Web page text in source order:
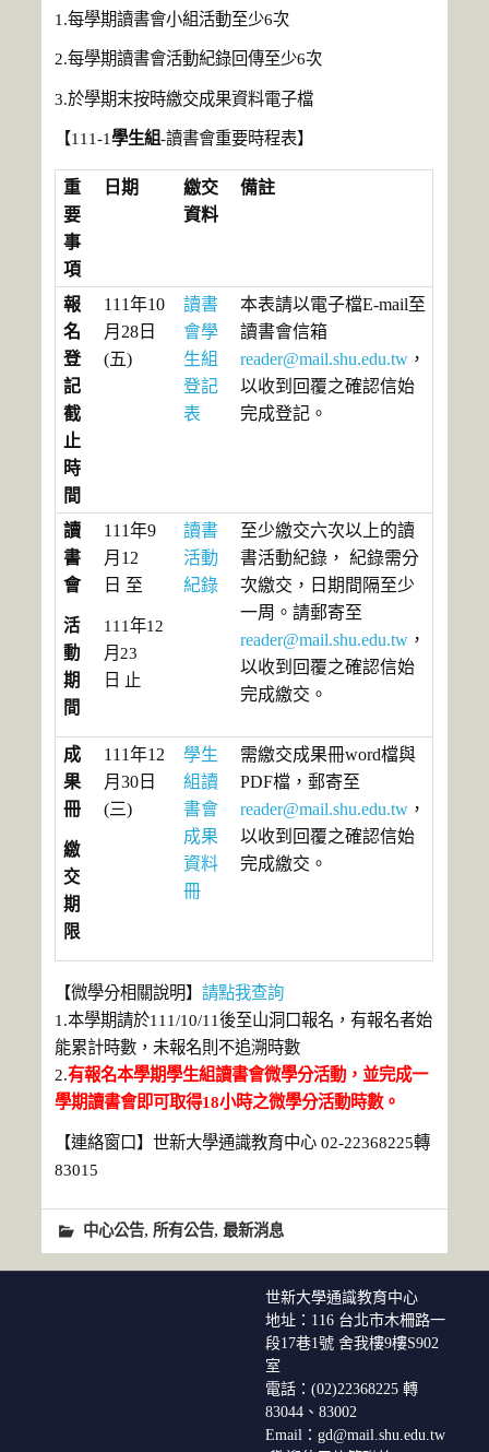
1.每學期讀書會小組活動至少6次
2.每學期讀書會活動紀錄回傳至少6次
3.於學期末按時繳交成果資料電子檔
【111-1學生組-讀書會重要時程表】
重
要
事
項
日期
繳交
資料
備註
報
名
登
記
截
止
時
間
111年10
月28日
(五)
讀書
會學
生組
登記
表
本表請以電子檔E-mail至
讀書會信箱
reader@mail.shu.edu.tw，
以收到回覆之確認信始
完成登記。
讀
書
會
活
動
期
間
111年9
月12
日 至
111年12
月23
日 止
讀書
活動
紀錄
至少繳交六次以上的讀
書活動紀錄， 紀錄需分
次繳交，日期間隔至少
一周。請郵寄至
reader@mail.shu.edu.tw，
以收到回覆之確認信始
完成繳交。
成
果
冊
繳
交
期
限
111年12
月30日
(三)
學生
組讀
書會
成果
資料
冊
需繳交成果冊word檔與
PDF檔，郵寄至
reader@mail.shu.edu.tw，
以收到回覆之確認信始
完成繳交。
【微學分相關說明】請點我查詢
1.本學期請於111/10/11後至山洞口報名，有報名者始
能累計時數，未報名則不追溯時數
2.有報名本學期學生組讀書會微學分活動，並完成一
學期讀書會即可取得18小時之微學分活動時數。
【連絡窗口】世新大學通識教育中心 02-22368225轉
83015
中心公告, 所有公告, 最新消息
世新大學通識教育中心
地址：116 台北市木柵路一
段17巷1號 舍我樓9樓S902
室
電話：(02)22368225 轉
83044、83002
Email：gd@mail.shu.edu.tw